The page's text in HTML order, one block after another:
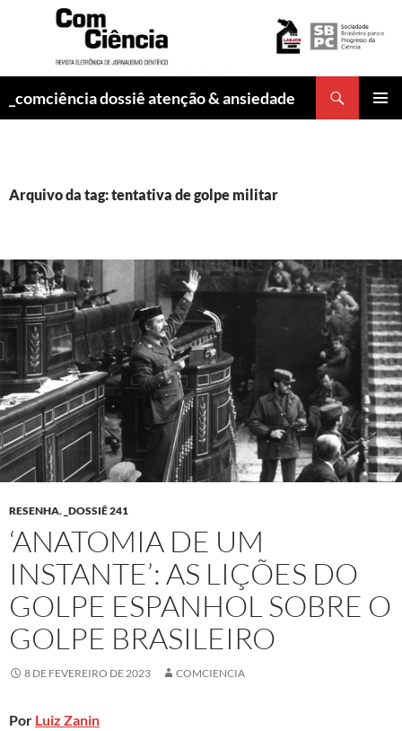
_comciência dossiê atenção & ansiedade
Arquivo da tag: tentativa de golpe militar
RESENHA, _DOSSIÊ 241
‘ANATOMIA DE UM
INSTANTE’: AS LIÇÕES DO
GOLPE ESPANHOL SOBRE O
GOLPE BRASILEIRO
8 DE FEVEREIRO DE 2023 COMCIENCIA
Por Luiz Zanin